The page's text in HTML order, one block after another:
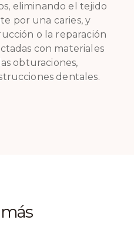
eliminando el tejido
por una caries, y
o la reparación
con materiales
obturaciones,
dentales.